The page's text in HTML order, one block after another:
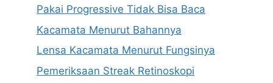
Pakai Progressive Tidak Bisa Baca
Kacamata Menurut Bahannya
Lensa Kacamata Menurut Fungsinya
Pemeriksaan Streak Retinoskopi